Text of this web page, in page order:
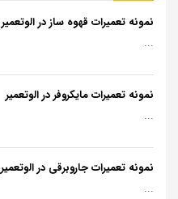
نمونه تعمیرات قهوه ساز در الوتعمیر
...
نمونه تعمیرات مایکروفر در الوتعمیر
...
نمونه تعمیرات جاروبرقی در الوتعمیر
...